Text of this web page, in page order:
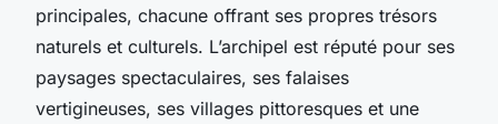
principales, chacune offrant ses propres trésors
naturels et culturels. L’archipel est réputé pour ses
paysages spectaculaires, ses falaises
vertigineuses, ses villages pittoresques et une